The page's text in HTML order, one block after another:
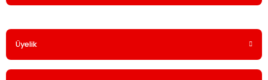
Bu ürüne ilk yorumu siz yapın!
Üyelik